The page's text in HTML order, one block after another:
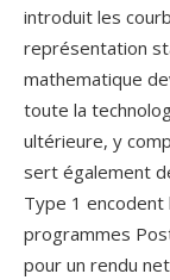
introduit les
représentation
mathematique
toute la
ultérieure, y
sert également
Type 1
programmes
pour un rendu